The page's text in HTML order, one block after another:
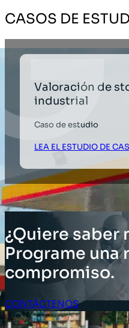
CASOS DE
Valoración de
industrial
Caso de estudio
LEA EL ESTUDIO DE
¿Quiere saber
Programe
compromiso.
CONTÁCTENOS